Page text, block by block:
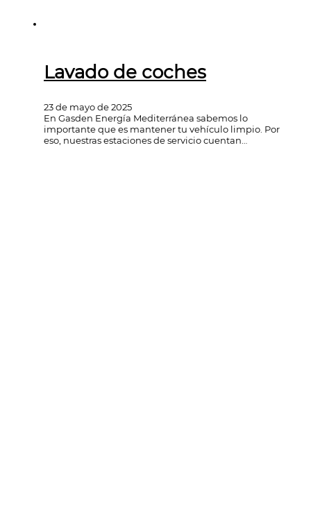
Lavado de coches
23 de mayo de 2025
En Gasden Energía Mediterránea sabemos lo
importante que es mantener tu vehículo limpio. Por
eso, nuestras estaciones de servicio cuentan…